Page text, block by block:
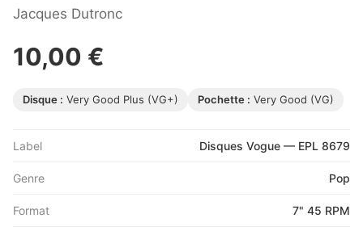
Jacques Dutronc
10,00 €
Disque : Very Good Plus (VG+) Pochette : Very Good (VG)
Label Disques Vogue — EPL 8679
Genre Pop
Format 7" 45 RPM